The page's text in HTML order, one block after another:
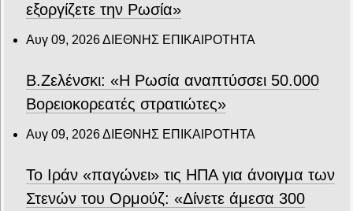
εξοργίζετε την Ρωσία»
Αυγ 09, 2026ΔΙΕΘΝΗΣ ΕΠΙΚΑΙΡΟΤΗΤΑ
Β.Ζελένσκι: «Η Ρωσία αναπτύσσει 50.000
Βορειοκορεατές στρατιώτες»
Αυγ 09, 2026ΔΙΕΘΝΗΣ ΕΠΙΚΑΙΡΟΤΗΤΑ
Το Ιράν «παγώνει» τις ΗΠΑ για άνοιγμα των
Στενών του Ορμούζ: «Δίνετε άμεσα 300